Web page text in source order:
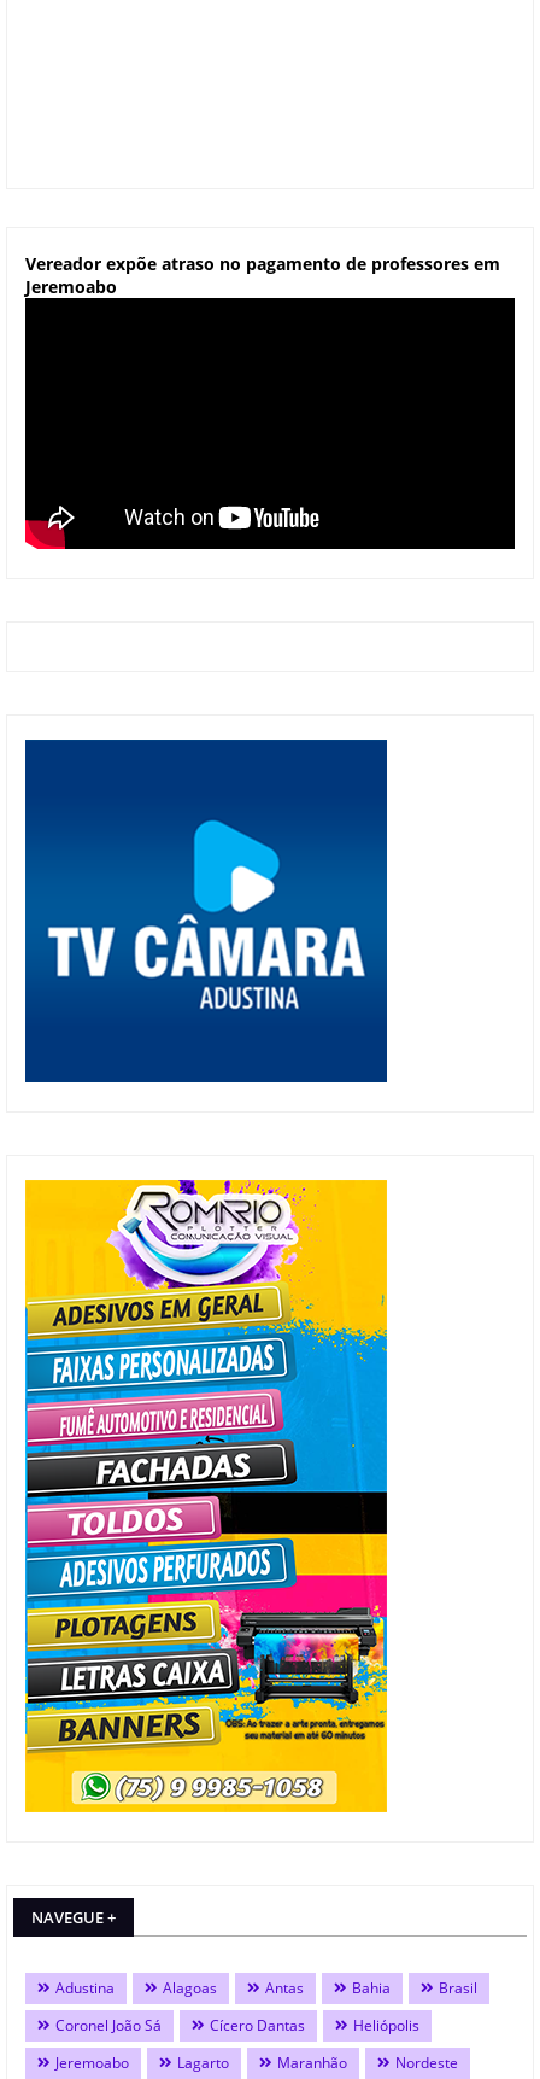
Vereador expõe atraso no pagamento de professores em
Jeremoabo
NAVEGUE +
Adustina Alagoas Antas Bahia
Brasil
Coronel João Sá
Cícero Dantas
Heliópolis
Jeremoabo
Lagarto Maranhão Nordeste